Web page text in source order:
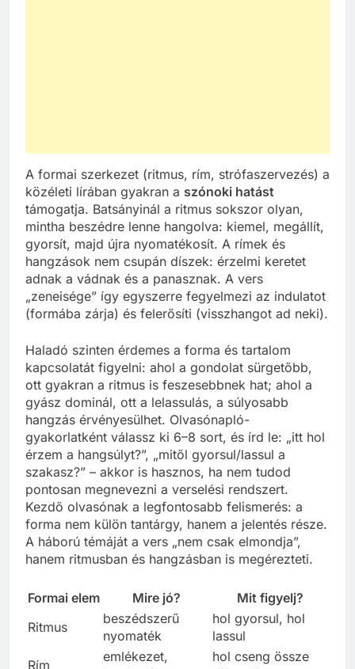
A formai szerkezet (ritmus, rím, strófaszervezés) a
közéleti lírában gyakran a szónoki hatást
támogatja. Batsányinál a ritmus sokszor olyan,
mintha beszédre lenne hangolva: kiemel, megállít,
gyorsít, majd újra nyomatékosít. A rímek és
hangzások nem csupán díszek: érzelmi keretet
adnak a vádnak és a panasznak. A vers
„zeneisége” így egyszerre fegyelmezi az indulatot
(formába zárja) és felerősíti (visszhangot ad neki).
Haladó szinten érdemes a forma és tartalom
kapcsolatát figyelni: ahol a gondolat sürgetőbb,
ott gyakran a ritmus is feszesebbnek hat; ahol a
gyász dominál, ott a lelassulás, a súlyosabb
hangzás érvényesülhet. Olvasónapló-
gyakorlatként válassz ki 6–8 sort, és írd le: „itt hol
érzem a hangsúlyt?”, „mitől gyorsul/lassul a
szakasz?” – akkor is hasznos, ha nem tudod
pontosan megnevezni a verselési rendszert.
Kezdő olvasónak a legfontosabb felismerés: a
forma nem külön tantárgy, hanem a jelentés része.
A háború témáját a vers „nem csak elmondja”,
hanem ritmusban és hangzásban is megérezteti.
Formai elem Mire jó?
Mit figyelj?
Ritmus
beszédszerű
nyomaték
hol gyorsul, hol
lassul
Rím
emlékezet,
hol cseng össze